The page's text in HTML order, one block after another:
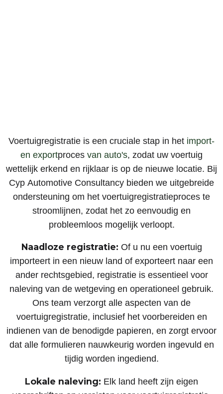
Voertuigregistratie is een cruciale stap in het import-
en exportproces van auto's, zodat uw voertuig
wettelijk erkend en rijklaar is op de nieuwe locatie. Bij
Cyp Automotive Consultancy bieden we uitgebreide
ondersteuning om het voertuigregistratieproces te
stroomlijnen, zodat het zo eenvoudig en
probleemloos mogelijk verloopt.
Naadloze registratie: Of u nu een voertuig
importeert in een nieuw land of exporteert naar een
ander rechtsgebied, registratie is essentieel voor
naleving van de wetgeving en operationeel gebruik.
Ons team verzorgt alle aspecten van de
voertuigregistratie, inclusief het voorbereiden en
indienen van de benodigde papieren, en zorgt ervoor
dat alle formulieren nauwkeurig worden ingevuld en
tijdig worden ingediend.
Lokale naleving: Elk land heeft zijn eigen